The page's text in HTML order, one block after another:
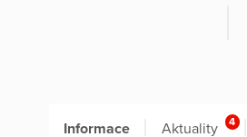
Informace Aktuality 4